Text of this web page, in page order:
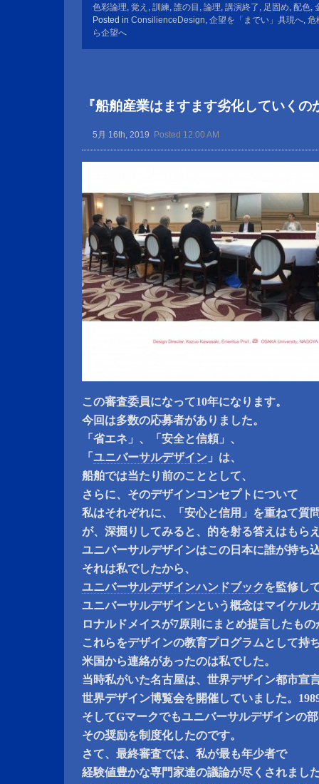
色彩論理, 覚え , 訓練, 誰の目 , 論理, 講演終了 , 足固め, 配色,
Posted in ConsilienceDesign, 企望を「までい」具現へ, 危
ら企望へ
『船舶産業はますます劣化していく
5月 16th, 2019 Posted 12:00 AM
この審査委員になって10年になります。
今回は多数の応募者がありました。
「省エネ」、「安全と信頼」、
「 ユニバーサルデザイン 」は、
船舶では当たり前のこととして、
さらに、そのデザインコンセプトについて
私はそれぞれに、「安心と信用」を重ねて質
が、深掘りしてみると、的を射る答えはもら
ユニバーサルデザインはこの日本に誰が持ち
それは私でしたから、
ユニバーサルデザインハンドブックを監修し
ユニバーサルデザインという概念はマイケル
ロナルドメイスが7原則にまとめ提言したも
これらをデザインの教育プログラムとして持
米国から連絡があったのは私でした。
当時私がいた名古屋は、世界デザイン都市宣
世界デザイン博覧会を開催していました。
そしてGマークでもユニバーサルデザインの
その奨励を制度化したのです。
さて、最終審査では、私が最も年少者で
経験値豊かな専門家達の議論が尽くされまし